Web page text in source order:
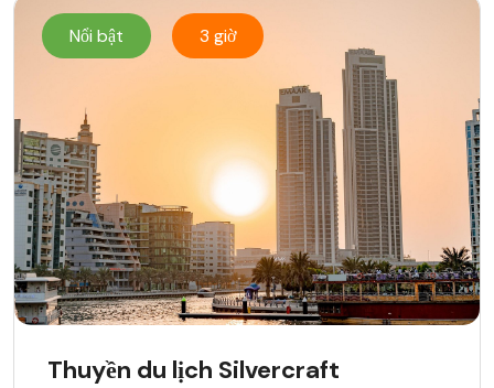
Nổi bật 3 giờ
Thuyền du lịch Silvercraft